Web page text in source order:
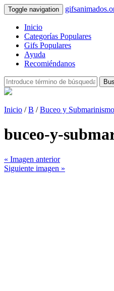
Toggle navigation
Inicio
Categorías Populares
Gifs Populares
Ayuda
Recomiéndanos
Inicio /B /Buceo y Submarinismo
buceo-y-
« Imagen anterior
Siguiente imagen »